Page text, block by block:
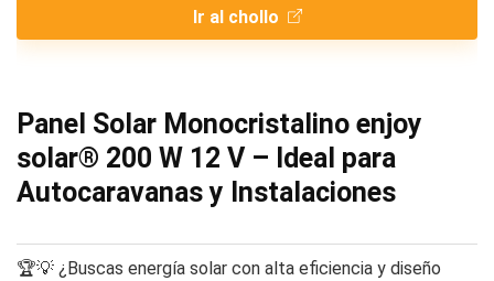
Ir al chollo
Panel Solar Monocristalino enjoy
solar® 200 W 12 V – Ideal para
Autocaravanas y Instalaciones
🏆💡 ¿Buscas energía solar con alta eficiencia y diseño